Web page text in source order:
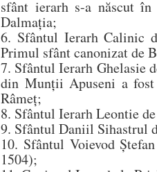
sfânt ierarh s-a născut
Dalmația;
6. Sfântul Ierarh Calinic
Primul sfânt canonizat de
7. Sfântul Ierarh Ghelasie
din Munții Apuseni a
Râmeț;
8. Sfântul Ierarh Leontie
9. Sfântul Daniil Sihastrul
10. Sfântul Voievod
1504);